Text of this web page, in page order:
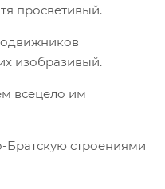
просветивый.
изобразивый.
всецело им
Братскую строениями